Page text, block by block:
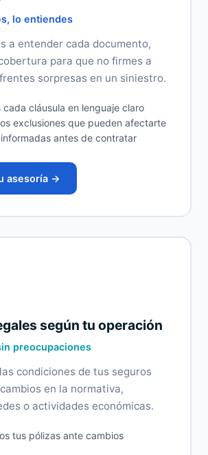
lo entiendes
a entender cada documento,
para que no firmes a
sorpresas en un siniestro.
cada cláusula en lenguaje claro
exclusiones que pueden afectarte
antes de contratar
asesoría →
según tu operación
preocupaciones
condiciones de tus seguros
en la normativa,
o actividades económicas.
tus pólizas ante cambios